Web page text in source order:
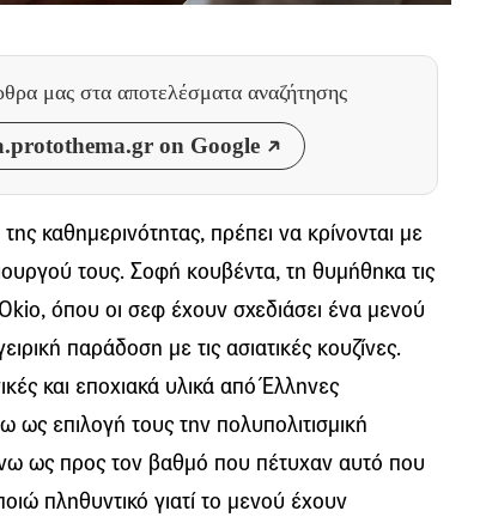
μας στα αποτελέσματα αναζήτησης
on Google
καθημερινότητας, πρέπει να κρίνονται με
τους. Σοφή κουβέντα, τη θυμήθηκα τις
όπου οι σεφ έχουν σχεδιάσει ένα μενού
παράδοση με τις ασιατικές κουζίνες.
και εποχιακά υλικά από Έλληνες
επιλογή τους την πολυπολιτισμική
ως προς τον βαθμό που πέτυχαν αυτό που
πληθυντικό γιατί το μενού έχουν